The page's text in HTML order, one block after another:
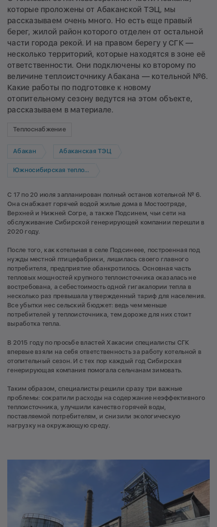
которые проложены от Абаканской ТЭЦ, мы
рассказываем очень много. Но есть еще правый
берег, жилой район которого отделен от остальной
части города рекой. И на правом берегу у СГК —
несколько территорий, которые находятся в зоне её
ответственности. Они подключены ко второму по
величине теплоисточнику Абакана — котельной №6.
Какие работы по подготовке к новому
отопительному сезону ведутся на этом объекте,
рассказываем в материале.
Теплоснабжение
Абакан Абаканская ТЭЦ
Южносибирская теплосетевая компания
С 17 по 20 июля запланирован полный останов котельной № 6.
Она снабжает горячей водой жилые дома в Мостоотряде,
Верхней и Нижней Согре, а также Подсинем, чьи сети на
обслуживание Сибирской генерирующей компании перешли в
2020 году.
После того, как котельная в селе Подсинеее, построенная под
нужды местной птицефабрики, лишилась своего главного
потребителя, предприятие обанкротилось. Основная часть
тепловых мощностей крупного теплоисточника оказалась не
востребована, а себестоимость одной гигакалории тепла в
несколько раз превышала утвержденный тариф для населения.
Все убытки нес сельский бюджет: ведь чем меньше
потребителей у теплоисточника, тем дороже для них стоит
выработка тепла.
В 2015 году по просьбе властей Хакасии специалисты СГК
впервые взяли на себя ответственность за работу котельной в
отопительный сезон. И с тех пор каждый год Сибирская
генерирующая компания помогала сельчанам зимовать.
Таким образом, специалисты решили сразу три важные
проблемы: сократили расходы на содержание неэффективного
теплоисточника, улучшили качество горячей воды,
поставляемой потребителям, и снизили экологическую
нагрузку на окружающую среду.